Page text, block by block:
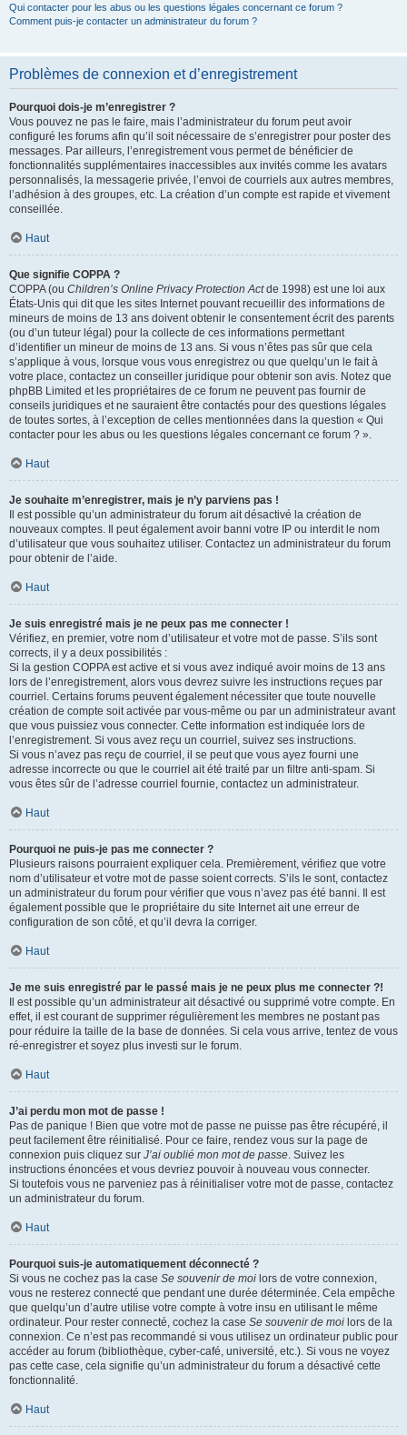
Qui contacter pour les abus ou les questions légales concernant ce forum ?
Comment puis-je contacter un administrateur du forum ?
Problèmes de connexion et d’enregistrement
Pourquoi dois-je m’enregistrer ?
Vous pouvez ne pas le faire, mais l’administrateur du forum peut avoir
configuré les forums afin qu’il soit nécessaire de s’enregistrer pour poster des
messages. Par ailleurs, l’enregistrement vous permet de bénéficier de
fonctionnalités supplémentaires inaccessibles aux invités comme les avatars
personnalisés, la messagerie privée, l’envoi de courriels aux autres membres,
l’adhésion à des groupes, etc. La création d’un compte est rapide et vivement
conseillée.
Haut
Que signifie COPPA ?
COPPA (ou Children’s Online Privacy Protection Actde 1998) est une loi aux
États-Unis qui dit que les sites Internet pouvant recueillir des informations de
mineurs de moins de 13 ans doivent obtenir le consentement écrit des parents
(ou d’un tuteur légal) pour la collecte de ces informations permettant
d’identifier un mineur de moins de 13 ans. Si vous n’êtes pas sûr que cela
s’applique à vous, lorsque vous vous enregistrez ou que quelqu’un le fait à
votre place, contactez un conseiller juridique pour obtenir son avis. Notez que
phpBB Limited et les propriétaires de ce forum ne peuvent pas fournir de
conseils juridiques et ne sauraient être contactés pour des questions légales
de toutes sortes, à l’exception de celles mentionnées dans la question « Qui
contacter pour les abus ou les questions légales concernant ce forum ? ».
Haut
Je souhaite m’enregistrer, mais je n’y parviens pas !
Il est possible qu’un administrateur du forum ait désactivé la création de
nouveaux comptes. Il peut également avoir banni votre IP ou interdit le nom
d’utilisateur que vous souhaitez utiliser. Contactez un administrateur du forum
pour obtenir de l’aide.
Haut
Je suis enregistré mais je ne peux pas me connecter !
Vérifiez, en premier, votre nom d’utilisateur et votre mot de passe. S’ils sont
corrects, il y a deux possibilités :
Si la gestion COPPA est active et si vous avez indiqué avoir moins de 13 ans
lors de l’enregistrement, alors vous devrez suivre les instructions reçues par
courriel. Certains forums peuvent également nécessiter que toute nouvelle
création de compte soit activée par vous-même ou par un administrateur avant
que vous puissiez vous connecter. Cette information est indiquée lors de
l’enregistrement. Si vous avez reçu un courriel, suivez ses instructions.
Si vous n’avez pas reçu de courriel, il se peut que vous ayez fourni une
adresse incorrecte ou que le courriel ait été traité par un filtre anti-spam. Si
vous êtes sûr de l’adresse courriel fournie, contactez un administrateur.
Haut
Pourquoi ne puis-je pas me connecter ?
Plusieurs raisons pourraient expliquer cela. Premièrement, vérifiez que votre
nom d’utilisateur et votre mot de passe soient corrects. S’ils le sont, contactez
un administrateur du forum pour vérifier que vous n’avez pas été banni. Il est
également possible que le propriétaire du site Internet ait une erreur de
configuration de son côté, et qu’il devra la corriger.
Haut
Je me suis enregistré par le passé mais je ne peux plus me connecter ?!
Il est possible qu’un administrateur ait désactivé ou supprimé votre compte. En
effet, il est courant de supprimer régulièrement les membres ne postant pas
pour réduire la taille de la base de données. Si cela vous arrive, tentez de vous
ré-enregistrer et soyez plus investi sur le forum.
Haut
J’ai perdu mon mot de passe !
Pas de panique ! Bien que votre mot de passe ne puisse pas être récupéré, il
peut facilement être réinitialisé. Pour ce faire, rendez vous sur la page de
connexion puis cliquez sur J’ai oublié mon mot de passe. Suivez les
instructions énoncées et vous devriez pouvoir à nouveau vous connecter.
Si toutefois vous ne parveniez pas à réinitialiser votre mot de passe, contactez
un administrateur du forum.
Haut
Pourquoi suis-je automatiquement déconnecté ?
Si vous ne cochez pas la case Se souvenir de moi lors de votre connexion,
vous ne resterez connecté que pendant une durée déterminée. Cela empêche
que quelqu’un d’autre utilise votre compte à votre insu en utilisant le même
ordinateur. Pour rester connecté, cochez la case Se souvenir de moi lors de la
connexion. Ce n’est pas recommandé si vous utilisez un ordinateur public pour
accéder au forum (bibliothèque, cyber-café, université, etc.). Si vous ne voyez
pas cette case, cela signifie qu’un administrateur du forum a désactivé cette
fonctionnalité.
Haut